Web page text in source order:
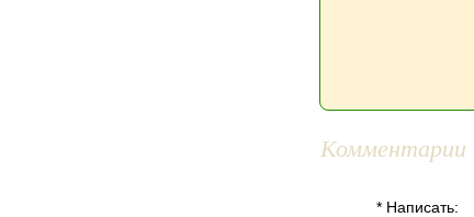
Комментарии
* Написать: